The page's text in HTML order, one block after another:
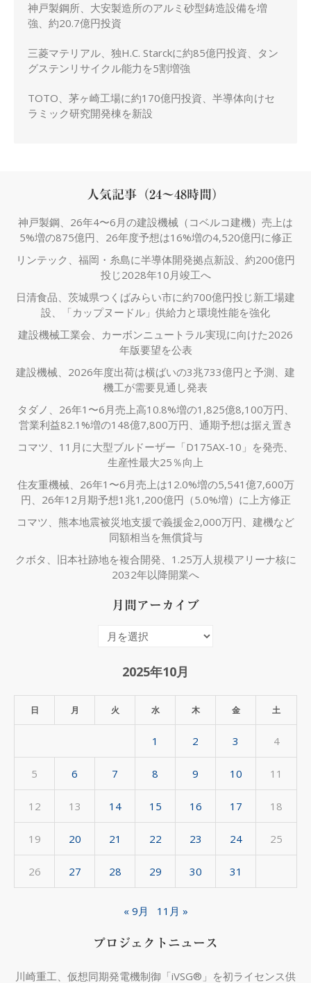
神戸製鋼所、大安製造所のアルミ砂型鋳造設備を増
強、約20.7億円投資
三菱マテリアル、独H.C. Starckに約85億円投資、タン
グステンリサイクル能力を5割増強
TOTO、茅ヶ崎工場に約170億円投資、半導体向けセ
ラミック研究開発棟を新設
人気記事（24～48時間）
神戸製鋼、26年4〜6月の建設機械（コベルコ建機）売上は
5%増の875億円、26年度予想は16%増の4,520億円に修正
リンテック、福岡・糸島に半導体開発拠点新設、約200億円
投じ2028年10月竣工へ
日清食品、茨城県つくばみらい市に約700億円投じ新工場建
設、「カップヌードル」供給力と環境性能を強化
建設機械工業会、カーボンニュートラル実現に向けた2026
年版要望を公表
建設機械、2026年度出荷は横ばいの3兆733億円と予測、建
機工が需要見通し発表
タダノ、26年1〜6月売上高10.8%増の1,825億8,100万円、
営業利益82.1%増の148億7,800万円、通期予想は据え置き
コマツ、11月に大型ブルドーザー「D175AX-10」を発売、
生産性最大25％向上
住友重機械、26年1〜6月売上は12.0%増の5,541億7,600万
円、26年12月期予想1兆1,200億円（5.0%増）に上方修正
コマツ、熊本地震被災地支援で義援金2,000万円、建機など
同額相当を無償貸与
クボタ、旧本社跡地を複合開発、1.25万人規模アリーナ核に
2032年以降開業へ
月間アーカイブ
イ
2025年10月
日 月 火 水 木 金 土
1 2 3 4
5 6 7 8 9 10 11
12 13 14 15 16 17 18
19 20 21 22 23 24 25
26 27 28 29 30 31
« 9月 11月 »
プロジェクトニュース
川崎重工、仮想同期発電機制御「iVSG®」を初ライセンス供